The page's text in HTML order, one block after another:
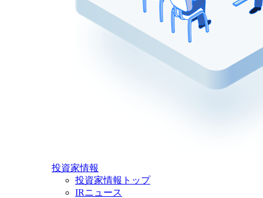
投資家情報
投資家情報トップ
IRニュース